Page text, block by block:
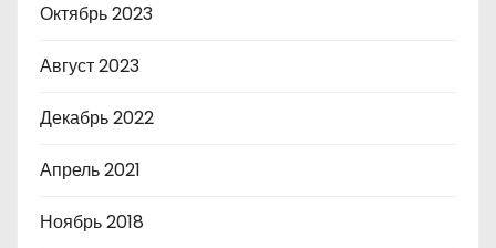
Октябрь 2023
Август 2023
Декабрь 2022
Апрель 2021
Ноябрь 2018